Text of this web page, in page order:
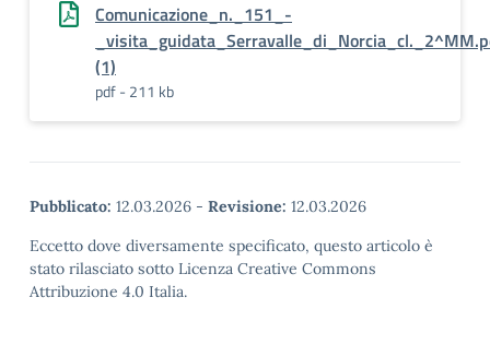
Comunicazione_n._151_-
(1)
pdf - 211 kb
Pubblicato: 12.03.2026 - Revisione: 12.03.2026
Eccetto dove diversamente specificato, questo articolo è
stato rilasciato sotto Licenza Creative Commons
Attribuzione 4.0 Italia.